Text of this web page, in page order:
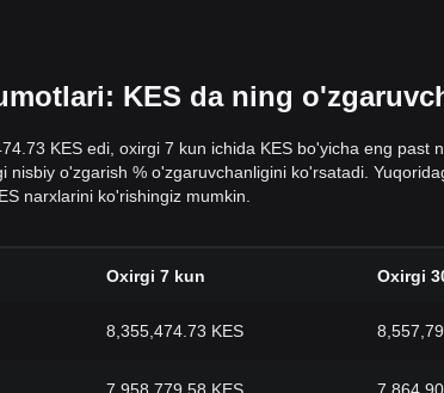
KES da ning
KES edi, oxirgi 7 kun ichida KES bo'yicha eng past
o'zgarish % o'zgaruvchanligini ko'rsatadi.
narxlarini ko'rishingiz mumkin.
Oxirgi 7 kun Oxirgi
8,355,474.73 KES